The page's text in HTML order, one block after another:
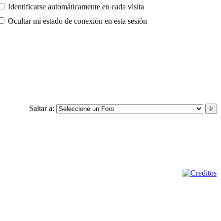
Identificarse automáticamente en cada visita
Ocultar mi estado de conexión en esta sesión
Saltar a: